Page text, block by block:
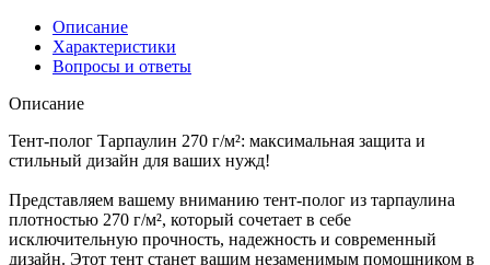
Описание
Характеристики
Вопросы и ответы
Описание
Тент-полог Тарпаулин 270 г/м²: максимальная защита и
стильный дизайн для ваших нужд!
Представляем вашему вниманию тент-полог из тарпаулина
плотностью 270 г/м², который сочетает в себе
исключительную прочность, надежность и современный
дизайн. Этот тент станет вашим незаменимым помощником в